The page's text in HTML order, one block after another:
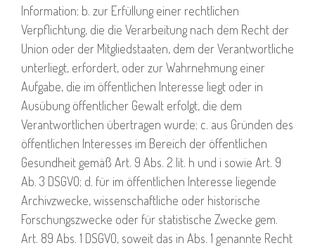
Information; b. zur Erfüllung einer rechtlichen
Verpflichtung, die die Verarbeitung nach dem Recht der
Union oder der Mitgliedstaaten, dem der Verantwortliche
unterliegt, erfordert, oder zur Wahrnehmung einer
Aufgabe, die im öffentlichen Interesse liegt oder in
Ausübung öffentlicher Gewalt erfolgt, die dem
Verantwortlichen übertragen wurde; c. aus Gründen des
öffentlichen Interesses im Bereich der öffentlichen
Gesundheit gemäß Art. 9 Abs. 2 lit. h und i sowie Art. 9
Ab. 3 DSGVO; d. für im öffentlichen Interesse liegende
Archivzwecke, wissenschaftliche oder historische
Forschungszwecke oder für statistische Zwecke gem.
Art. 89 Abs. 1 DSGVO, soweit das in Abs. 1 genannte Recht